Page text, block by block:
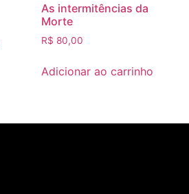
As intermitências da
Morte
R$ 80,00
Adicionar ao carrinho